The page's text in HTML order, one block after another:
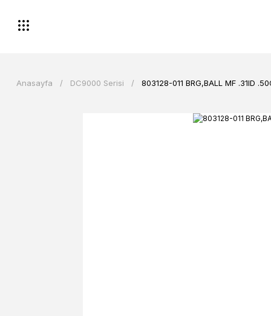
Anasayfa DC9000 Serisi 803128-011 BRG,BALL MF .31ID